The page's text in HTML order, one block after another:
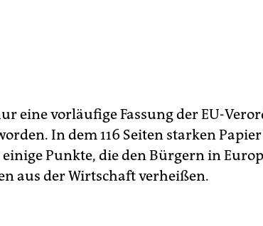
eine vorläufige Fassung der EU-
In dem 116 Seiten starken
Punkte, die den Bürgern in
aus der Wirtschaft verheißen.